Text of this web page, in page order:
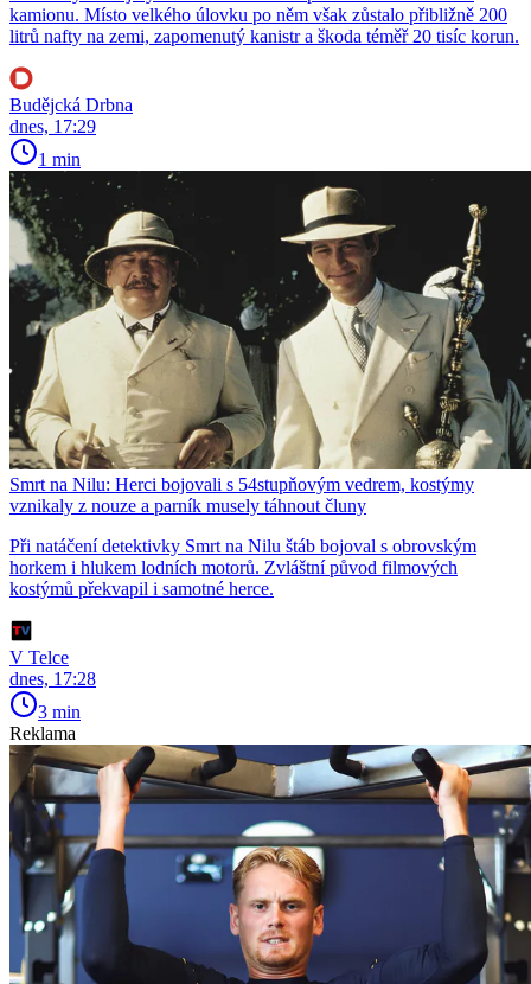
kamionu. Místo velkého úlovku po něm však zůstalo přibližně 200
litrů nafty na zemi, zapomenutý kanistr a škoda téměř 20 tisíc korun.
Budějcká Drbna
dnes, 17:29
1 min
Smrt na Nilu: Herci bojovali s 54stupňovým vedrem, kostýmy
vznikaly z nouze a parník musely táhnout čluny
Při natáčení detektivky Smrt na Nilu štáb bojoval s obrovským
horkem i hlukem lodních motorů. Zvláštní původ filmových
kostýmů překvapil i samotné herce.
V Telce
dnes, 17:28
3 min
Reklama